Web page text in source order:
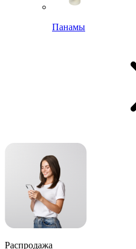
Панамы
Распродажа